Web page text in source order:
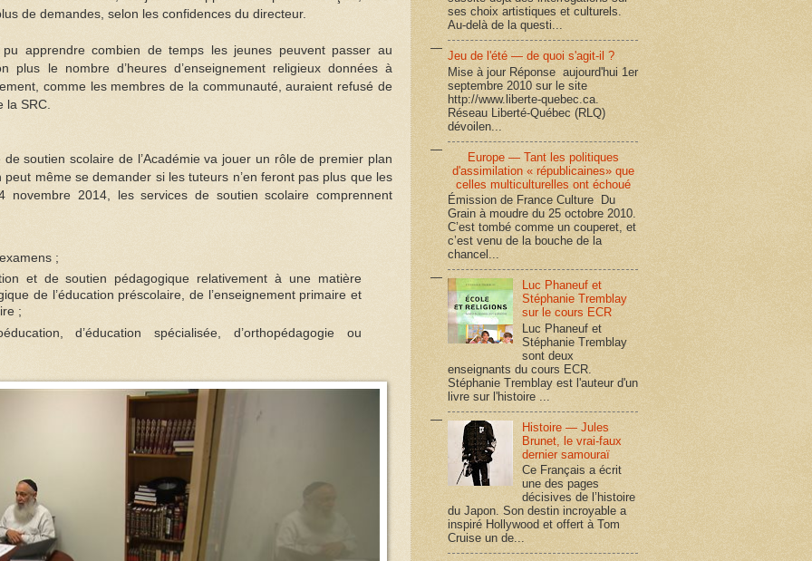
de demandes, selon les confidences du directeur.
pu apprendre combien de temps les jeunes peuvent passer au
plus le nombre d’heures d’enseignement religieux données à
comme les membres de la communauté, auraient refusé de
la SRC.
soutien scolaire de l’Académie va jouer un rôle de premier plan
peut même se demander si les tuteurs n’en feront pas plus que les
novembre 2014, les services de soutien scolaire comprennent
;
et de soutien pédagogique relativement à une matière
de l’éducation préscolaire, de l’enseignement primaire et
;
d’éducation spécialisée, d’orthopédagogie ou
ses choix artistiques et culturels.
Au-delà de la questi...
Jeu de l'été — de quoi s'agit-il ?
Mise à jour Réponse aujourd'hui 1er
septembre 2010 sur le site
http://www.liberte-quebec.ca.
Réseau Liberté-Québec (RLQ)
dévoilen...
Europe — Tant les politiques
d'assimilation « républicaines» que
celles multiculturelles ont échoué
Émission de France Culture Du
Grain à moudre du 25 octobre 2010.
C’est tombé comme un couperet, et
c’est venu de la bouche de la
chancel...
Luc Phaneuf et
Stéphanie Tremblay
sur le cours ECR
Luc Phaneuf et
Stéphanie Tremblay
sont deux
enseignants du cours ECR.
Stéphanie Tremblay est l'auteur d'un
livre sur l'histoire ...
Histoire — Jules
Brunet, le vrai-faux
dernier samouraï
Ce Français a écrit
une des pages
décisives de l’histoire
du Japon. Son destin incroyable a
inspiré Hollywood et offert à Tom
Cruise un de...